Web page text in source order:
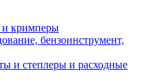
и кримперы
бензоинструмент,
и степлеры и расходные